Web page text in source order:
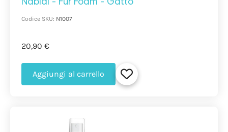
Nabidi - Fur Foam - Gatto
Codice SKU: N1007
20,90 €
Aggiungi al carrello